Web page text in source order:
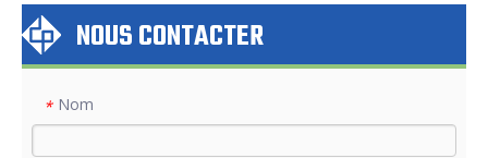
NOUS CONTACTER
* Nom